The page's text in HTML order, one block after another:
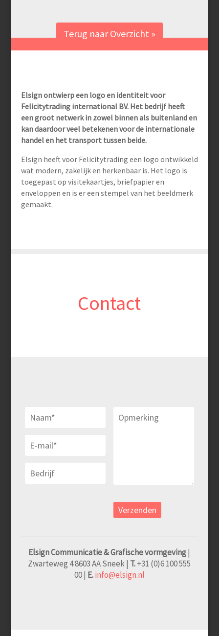
Terug naar Overzicht »
Elsign ontwierp een logo en identiteit voor
Felicitytrading international BV. Het bedrijf heeft
een groot netwerk in zowel binnen als buitenland en
kan daardoor veel betekenen voor de internationale
handel en het transport tussen beide.
Elsign heeft voor Felicitytrading een logo ontwikkeld
wat modern, zakelijk en herkenbaar is. Het logo is
toegepast op visitekaartjes, briefpapier en
enveloppen en is er een stempel van het beeldmerk
gemaakt.
Contact
Elsign Communicatie & Grafische vormgeving|
Zwarteweg 4 8603 AA Sneek | T.+31 (0)6 100 555
00 | E.info@elsign.nl